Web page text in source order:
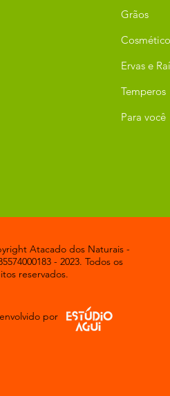
Grãos
Ervas e
Temperos
Para você
Atacado dos Naturais -
- 2023. Todos os
reservados.
por